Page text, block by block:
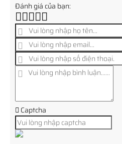
Đánh giá của bạn:
Captcha